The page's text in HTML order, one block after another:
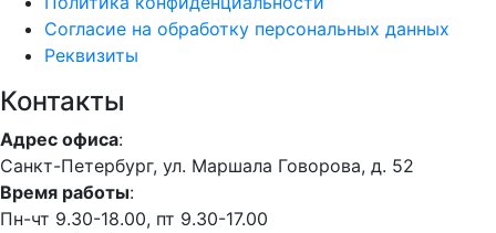
Согласие на обработку персональных данных
Реквизиты
Контакты
Адрес офиса:
Санкт-Петербург, ул. Маршала Говорова, д. 52
Время работы:
Пн-чт 9.30-18.00, пт 9.30-17.00